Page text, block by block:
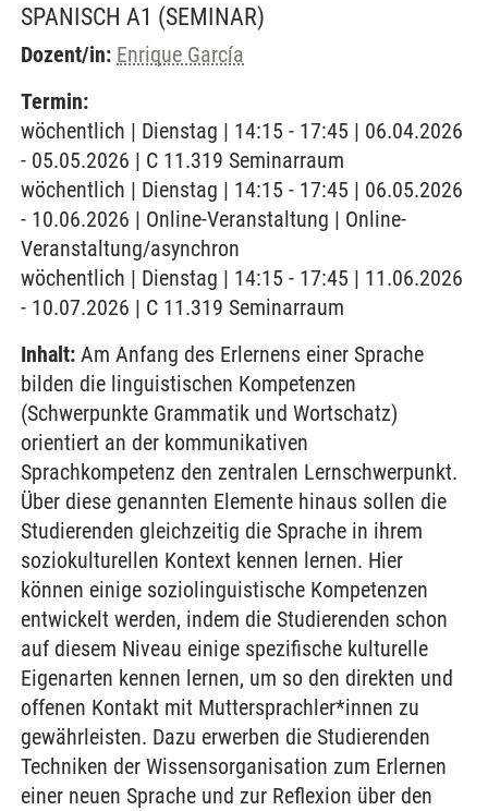
SPANISCH A1 (SEMINAR)
Dozent/in: Enrique García
Termin:
wöchentlich | Dienstag | 14:15 - 17:45 | 06.04.2026
- 05.05.2026 | C 11.319 Seminarraum
wöchentlich | Dienstag | 14:15 - 17:45 | 06.05.2026
- 10.06.2026 | Online-Veranstaltung | Online-
Veranstaltung/asynchron
wöchentlich | Dienstag | 14:15 - 17:45 | 11.06.2026
- 10.07.2026 | C 11.319 Seminarraum
Inhalt: Am Anfang des Erlernens einer Sprache
bilden die linguistischen Kompetenzen
(Schwerpunkte Grammatik und Wortschatz)
orientiert an der kommunikativen
Sprachkompetenz den zentralen Lernschwerpunkt.
Über diese genannten Elemente hinaus sollen die
Studierenden gleichzeitig die Sprache in ihrem
soziokulturellen Kontext kennen lernen. Hier
können einige soziolinguistische Kompetenzen
entwickelt werden, indem die Studierenden schon
auf diesem Niveau einige spezifische kulturelle
Eigenarten kennen lernen, um so den direkten und
offenen Kontakt mit Muttersprachler*innen zu
gewährleisten. Dazu erwerben die Studierenden
Techniken der Wissensorganisation zum Erlernen
einer neuen Sprache und zur Reflexion über den